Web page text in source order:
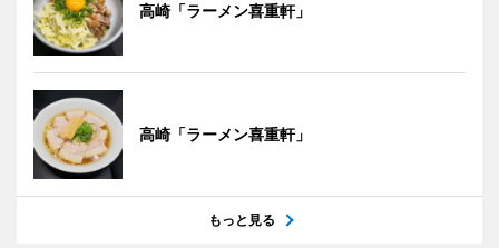
高崎「ラーメン喜重軒」
高崎「ラーメン喜重軒」
もっと見る